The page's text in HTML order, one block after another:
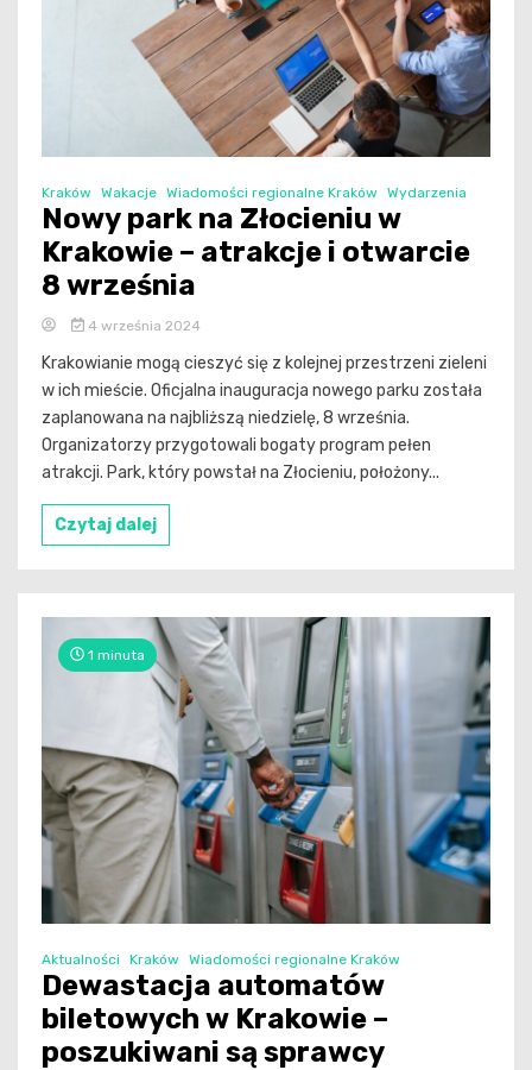
Kraków Wakacje Wiadomości regionalne Kraków Wydarzenia
Nowy park na Złocieniu w
Krakowie – atrakcje i otwarcie
8 września
4 września 2024
Krakowianie mogą cieszyć się z kolejnej przestrzeni zieleni
w ich mieście. Oficjalna inauguracja nowego parku została
zaplanowana na najbliższą niedzielę, 8 września.
Organizatorzy przygotowali bogaty program pełen
atrakcji. Park, który powstał na Złocieniu, położony...
Czytaj dalej
1 minuta
Aktualności Kraków Wiadomości regionalne Kraków
Dewastacja automatów
biletowych w Krakowie –
poszukiwani są sprawcy